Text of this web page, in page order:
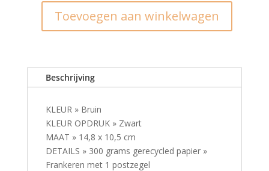
Ansichtkaart
crack
aantal
Toevoegen aan winkelwagen
Beschrijving
KLEUR » Bruin
KLEUR OPDRUK » Zwart
MAAT » 14,8 x 10,5 cm
DETAILS » 300 grams gerecycled papier »
Frankeren met 1 postzegel